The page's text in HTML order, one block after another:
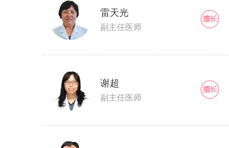
雷天光
副主任医师
谢超
副主任医师